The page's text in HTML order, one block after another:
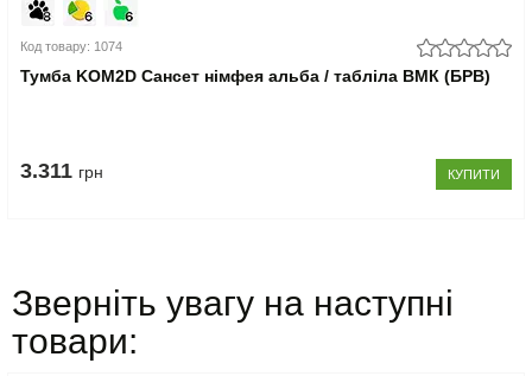
Код товару: 1074
Тумба KOM2D Сансет німфея альба / табліла ВМК (БРВ)
3.311 грн КУПИТИ
Зверніть увагу на наступні
товари: